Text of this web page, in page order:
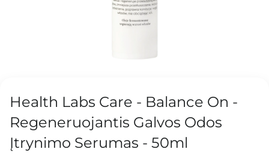
Health Labs Care - Balance On -
Regeneruojantis Galvos Odos
Įtrynimo Serumas - 50ml